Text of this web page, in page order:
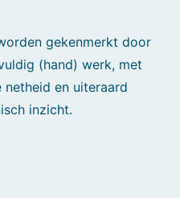
gekenmerkt door
(hand) werk, met
en uiteraard
inzicht.